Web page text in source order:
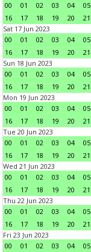
00
01 02 03 04 05
16
17 18 19 20 21
Sat 17 Jun 2023
00
01 02 03 04 05
16
17 18 19 20 21
Sun 18 Jun 2023
00
01 02 03 04 05
16
17 18 19 20 21
Mon 19 Jun 2023
00
01 02 03 04 05
16
17 18 19 20 21
Tue 20 Jun 2023
00
01 02 03 04 05
16
17 18 19 20 21
Wed 21 Jun 2023
00
01 02 03 04 05
16
17 18 19 20 21
Thu 22 Jun 2023
00
01 02 03 04 05
16
17 18 19 20 21
Fri 23 Jun 2023
00
01 02 03 04 05